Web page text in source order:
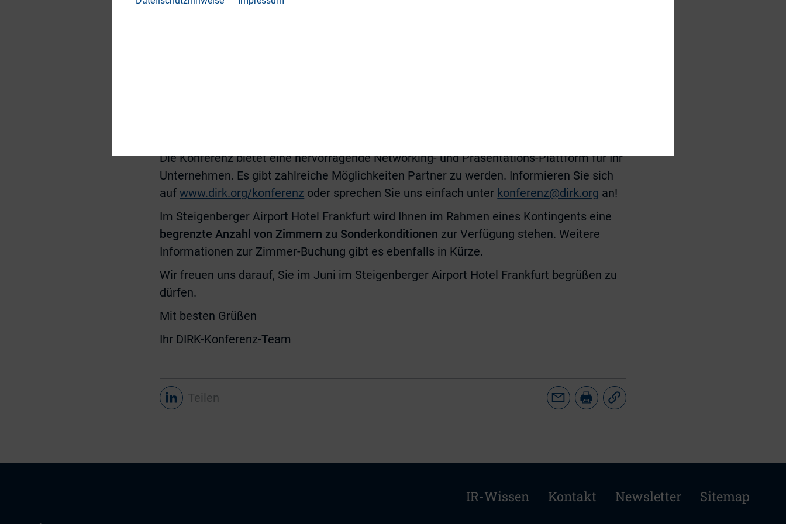
Die Konferenz bietet eine hervorragende Networking- und Präsentations-Plattform für Ihr
Unternehmen. Es gibt zahlreiche Möglichkeiten Partner zu werden. Informieren Sie sich
aufwww.dirk.org/konferenz oder sprechen Sie uns einfach unter konferenz@dirk.org an!
Im Steigenberger Airport Hotel Frankfurt wird Ihnen im Rahmen eines Kontingents eine
begrenzte Anzahl von Zimmern zu Sonderkonditionen zur Verfügung stehen. Weitere
Informationen zur Zimmer-Buchung gibt es ebenfalls in Kürze.
Wir freuen uns darauf, Sie im Juni im Steigenberger Airport Hotel Frankfurt begrüßen zu
dürfen.
Mit besten Grüßen
Ihr DIRK-Konferenz-Team
Teilen
IR-Wissen Kontakt Newsletter Sitemap